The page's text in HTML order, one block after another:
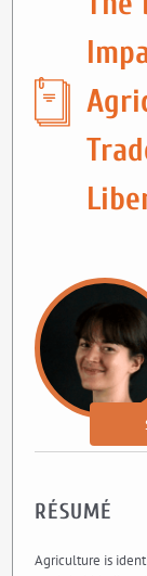
RÉSUMÉ
Agriculture is